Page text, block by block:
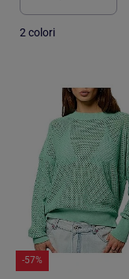
2 colori
-57%